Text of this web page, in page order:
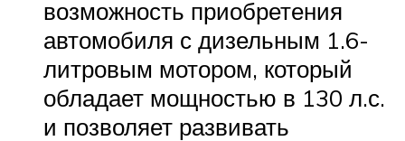
возможность приобретения
автомобиля с дизельным 1.6-
литровым мотором, который
обладает мощностью в 130 л.с.
и позволяет развивать